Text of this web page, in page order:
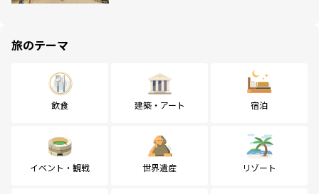
旅のテーマ
飲食 建築・アート 宿泊
イベント・観戦 世界遺産 リゾート